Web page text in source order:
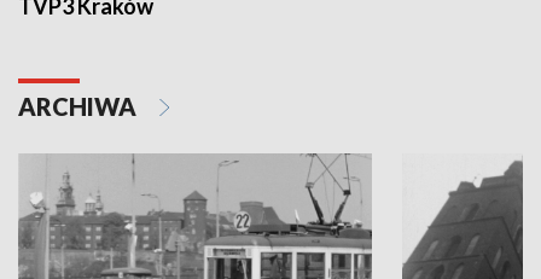
TVP3 Kraków
ARCHIWA